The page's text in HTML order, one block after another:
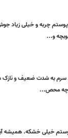
۲۰سالمه. پوستم چربه و خیلی
و...
سرم به شدت ضعیف و نازک
چه محص...
خیلی خشکه. همیشه